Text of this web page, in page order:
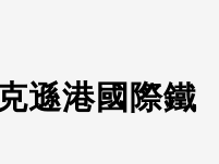
遜港國際鐵